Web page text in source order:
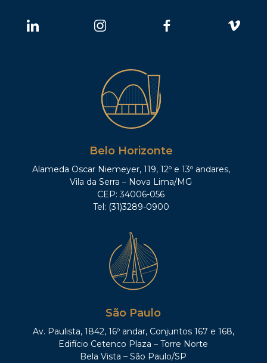
Belo Horizonte
Alameda Oscar Niemeyer, 119, 12º e 13º andares,
Vila da Serra – Nova Lima/MG
CEP: 34006-056
Tel: (31)3289-0900
São Paulo
Av. Paulista, 1842, 16º andar, Conjuntos 167 e 168,
Edifício Cetenco Plaza – Torre Norte
Bela Vista – São Paulo/SP